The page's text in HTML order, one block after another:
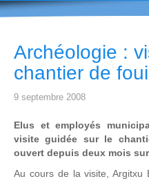
Archéologie :
chantier de
9 septembre 2008
Elus et employés
visite guidée sur le
ouvert depuis deux mois
Au cours de la visite, Argitxu